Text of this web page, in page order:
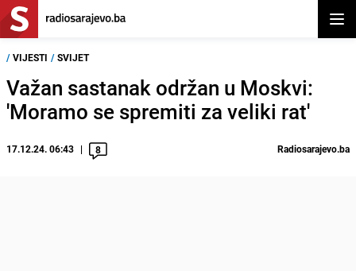
/ VIJESTI / SVIJET
Važan sastanak održan u Moskvi:
'Moramo se spremiti za veliki rat'
17.12.24. 06:43 8 Radiosarajevo.ba